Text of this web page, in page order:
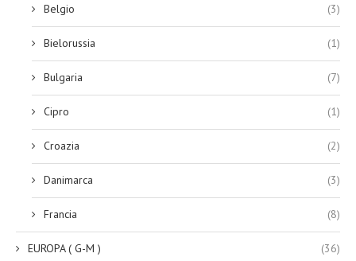
Belgio (3)
Bielorussia (1)
Bulgaria (7)
Cipro (1)
Croazia (2)
Danimarca (3)
Francia (8)
EUROPA ( G-M ) (36)